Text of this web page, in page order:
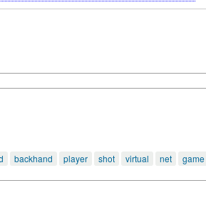
backhand player shot virtual net game